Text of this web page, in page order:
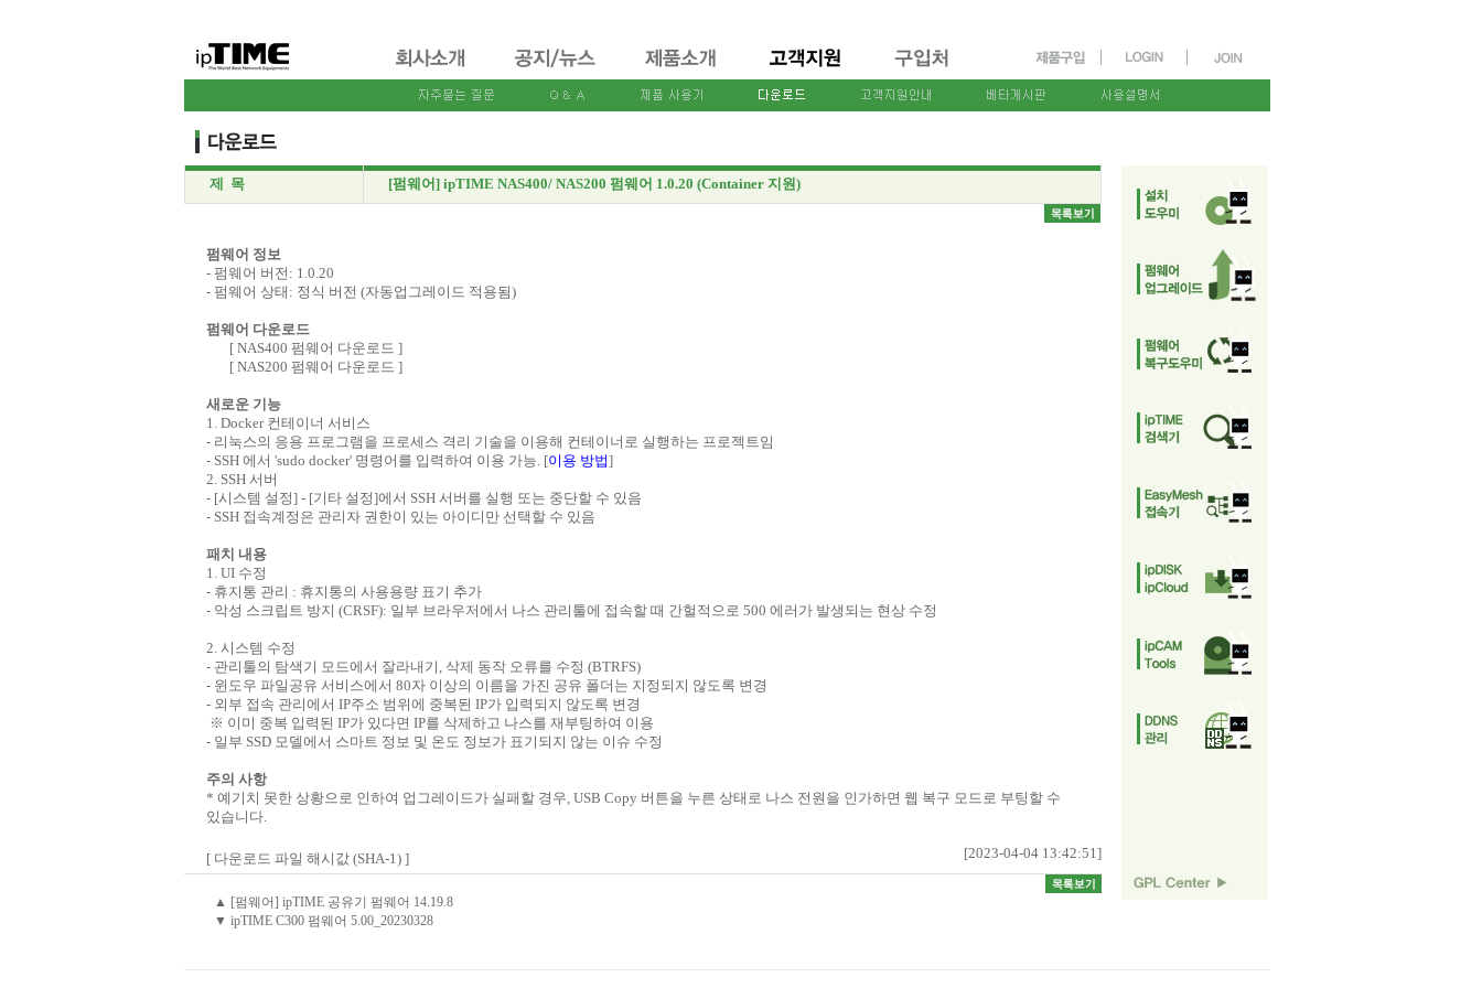
제 목 [펌웨어] ipTIME NAS400/ NAS200 펌웨어 1.0.20 (Container 지원)
펌웨어 정보
- 펌웨어 버전: 1.0.20
- 펌웨어 상태: 정식 버전 (자동업그레이드 적용됨)
펌웨어 다운로드
[ NAS400 펌웨어 다운로드 ]
[ NAS200 펌웨어 다운로드 ]
새로운 기능
1. Docker 컨테이너 서비스
- 리눅스의 응용 프로그램을 프로세스 격리 기술을 이용해 컨테이너로 실행하는 프로젝트임
- SSH 에서 'sudo docker' 명령어를 입력하여 이용 가능. [이용 방법]
2. SSH 서버
- [시스템 설정] - [기타 설정]에서 SSH 서버를 실행 또는 중단할 수 있음
- SSH 접속계정은 관리자 권한이 있는 아이디만 선택할 수 있음
패치 내용
1. UI 수정
- 휴지통 관리 : 휴지통의 사용용량 표기 추가
- 악성 스크립트 방지 (CRSF): 일부 브라우저에서 나스 관리툴에 접속할 때 간헐적으로 500 에러가 발생되는 현상 수정
2. 시스템 수정
- 관리툴의 탐색기 모드에서 잘라내기, 삭제 동작 오류를 수정 (BTRFS)
- 윈도우 파일공유 서비스에서 80자 이상의 이름을 가진 공유 폴더는 지정되지 않도록 변경
- 외부 접속 관리에서 IP주소 범위에 중복된 IP가 입력되지 않도록 변경
※ 이미 중복 입력된 IP가 있다면 IP를 삭제하고 나스를 재부팅하여 이용
- 일부 SSD 모델에서 스마트 정보 및 온도 정보가 표기되지 않는 이슈 수정
주의 사항
* 예기치 못한 상황으로 인하여 업그레이드가 실패할 경우, USB Copy 버튼을 누른 상태로 나스 전원을 인가하면 웹 복구 모드로 부팅할 수
있습니다.
[ 다운로드 파일 해시값 (SHA-1) ] [2023-04-04 13:42:51]
▲ [펌웨어] ipTIME 공유기 펌웨어 14.19.8
▼ ipTIME C300 펌웨어 5.00_20230328